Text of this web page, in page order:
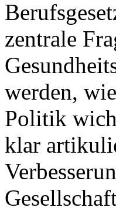
zentrale
werden,
Politik
klar